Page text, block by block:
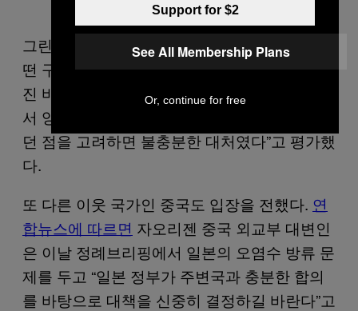
그린피스는 “정부 특별대응팀이 지난 1년간 어
떤 구체적인 결과를 도출했는지 현재까지 알려
진 바가 없다”며 “지난해 12월 한일 정상 회담에
서 양국 수장들이 논의할 만큼 위중한 사안이었
던 점을 고려하면 불충분한 대처였다”고 평가했
다.
또 다른 이웃 국가인 중국도 입장을 전했다. 연
합뉴스에 따르면 자오리젠 중국 외교부 대변인
은 이날 정례브리핑에서 일본의 오염수 방류 문
제를 두고 “일본 정부가 주변국과 충분한 합의
를 바탕으로 대책을 신중히 결정하길 바란다”고
Support for $2
See All Membership Plans
Or, continue for free